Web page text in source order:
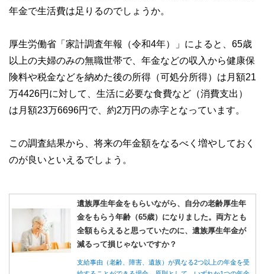
年金で生活費は足りるのでしょうか。
厚生労働省「家計調査年報（令和4年）」によると、65歳
以上の夫婦のみの無職世帯で、年金などの収入から健康保
険料や税金などを納めた後の所得（可処分所得）は月額21
万4426円に対して、生活に必要な食費など（消費支出）
は月額23万6696円で、約2万円の赤字となっています。
この調査結果から、将来の年金額をなるべく増やしておく
のが良いといえるでしょう。
遺族厚生年金をもらいながら、自分の老齢厚生年
金をもらう年齢（65歳）になりました。両方とも
全額もらえると思っていたのに、遺族厚生年金が
減るって損じゃないですか？
支給事由（老齢、障害、遺族）が異なる2つ以上の年金を受